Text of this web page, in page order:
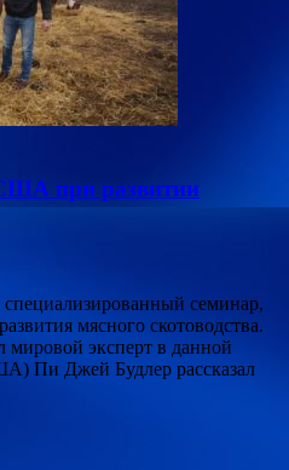
при развитии
семинар,
мясного скотоводства.
эксперт в данной
Пи Джей Будлер рассказал